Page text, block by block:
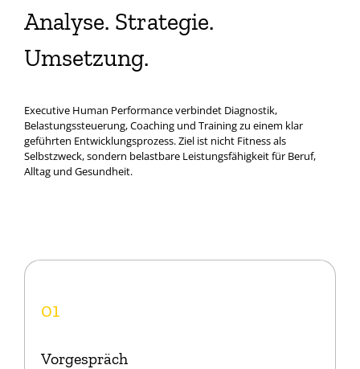
Analyse. Strategie.
Umsetzung.
Executive Human Performance verbindet Diagnostik,
Belastungssteuerung, Coaching und Training zu einem klar
geführten Entwicklungsprozess. Ziel ist nicht Fitness als
Selbstzweck, sondern belastbare Leistungsfähigkeit für Beruf,
Alltag und Gesundheit.
01
Vorgespräch